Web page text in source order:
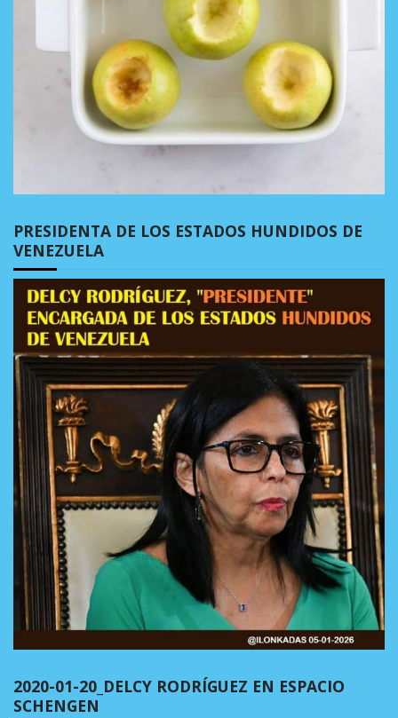
PRESIDENTA DE LOS ESTADOS HUNDIDOS DE
VENEZUELA
2020-01-20_DELCY RODRÍGUEZ EN ESPACIO
SCHENGEN